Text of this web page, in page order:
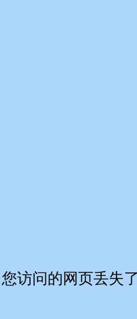
访问的网页丢失